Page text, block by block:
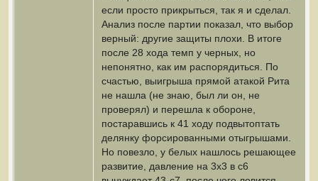
если просто прикрыться, так я и сделал.
Анализ после партии показал, что выбор
верный: другие защиты плохи. В итоге
после 28 хода темп у черных, но
непонятно, как им распорядиться. По
счастью, выигрыша прямой атакой Рита
не нашла (не знаю, был ли он, не
проверял) и перешла к обороне,
постаравшись к 41 ходу подвытоптать
делянку форсированными отыгрышами.
Но повезло, у белых нашлось решающее
развитие, давление на 3х3 в c6